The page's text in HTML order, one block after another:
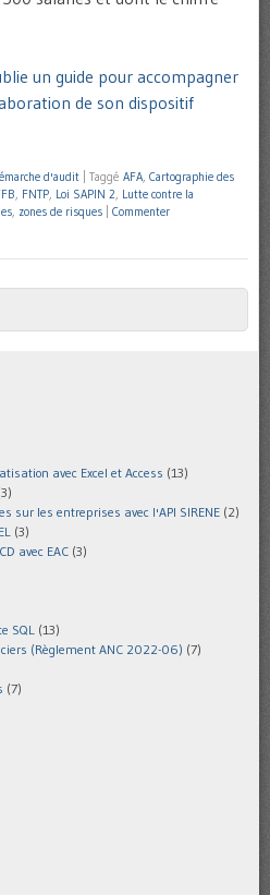
un guide pour accompagner
de son dispositif
d'audit Taggé AFA, Cartographie des
, FNTP, Loi SAPIN 2, Lutte contre la
, zones de risques Commenter
avec Excel et Access (13)
sur les entreprises avec l'API SIRENE (2)
(3)
avec EAC (3)
SQL (13)
(Règlement ANC 2022-06) (7)
(7)